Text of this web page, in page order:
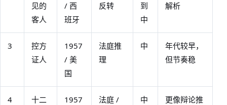
见的
客人
/ 西
班牙
反转
到
中
解析
3
控方
证人
1957
/ 美
国
法庭推
理
中
年代较早，
但节奏稳
4
十二
1957
法庭 /
中
更像辩论推